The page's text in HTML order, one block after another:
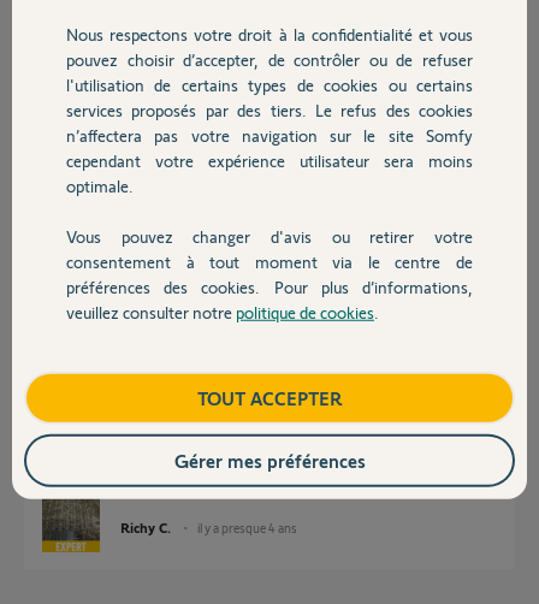
Chauffage
Autres produits
Devis avec un pro
Contact
descente comme à la montée.
J’oubliais le déclenchement de la remontée suite code C5 ne se fait
pas toujours au même moment ou endroit en descente. (20cm, 80cm
du sol et des fois juste au lancement de la descente)
il y a presque 4 ans
Participer au fil de discussion
Réponses
Bonjour,
Que dit votre notice à propos du code d'erreur C5 ?
Richy C. il y a presque 4 ans
Nous respectons votre droit à la confidentialité et vous
pouvez choisir d’accepter, de contrôler ou de refuser
l'utilisation de certains types de cookies ou certains
services proposés par des tiers. Le refus des cookies
n’affectera pas votre navigation sur le site Somfy
cependant votre expérience utilisateur sera moins
optimale.
Vous pouvez changer d'avis ou retirer votre
consentement à tout moment via le centre de
préférences des cookies. Pour plus d’informations,
veuillez consulter notre politique de cookies
TOUT ACCEPTER
Gérer mes préférences